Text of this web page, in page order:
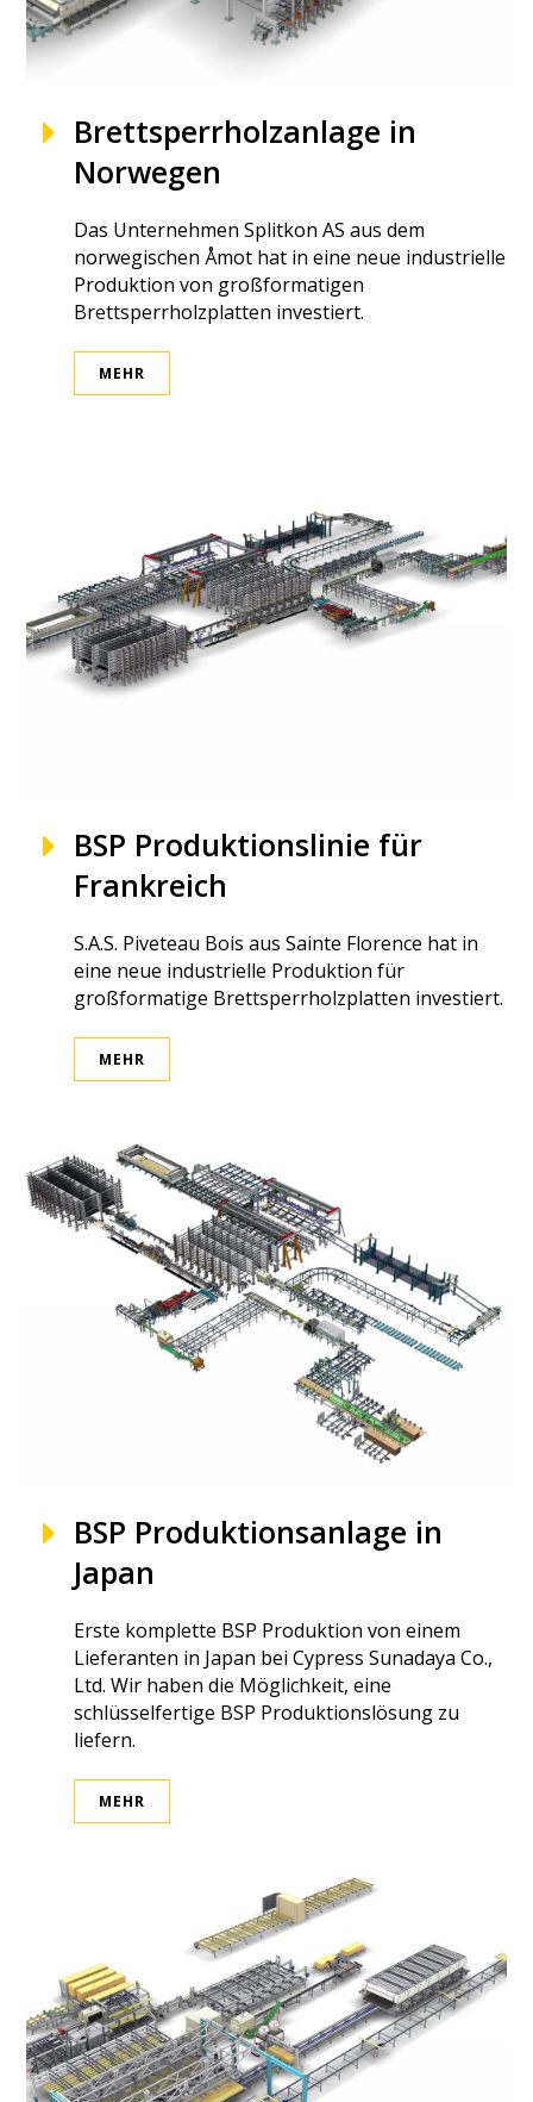
Brettsperrholzanlage in
Norwegen
Das Unternehmen Splitkon AS aus dem
norwegischen Åmot hat in eine neue industrielle
Produktion von großformatigen
Brettsperrholzplatten investiert.
MEHR
BSP Produktionslinie für
Frankreich
S.A.S. Piveteau Bois aus Sainte Florence hat in
eine neue industrielle Produktion für
großformatige Brettsperrholzplatten investiert.
MEHR
BSP Produktionsanlage in
Japan
Erste komplette BSP Produktion von einem
Lieferanten in Japan bei Cypress Sunadaya Co.,
Ltd. Wir haben die Möglichkeit, eine
schlüsselfertige BSP Produktionslösung zu
liefern.
MEHR